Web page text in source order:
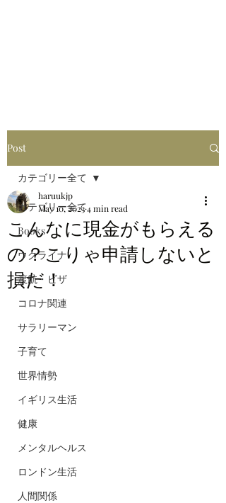
Post
カテゴリー全て
Books
ウクライナ
渡航・ビザ
コロナ関連
サラリーマン
子育て
世界情勢
イギリス生活
健康
メンタルヘルス
ロンドン生活
人間関係
カテゴリー全て
こんなに現金がもらえる
の？こりゃ申請しないと
損だ！
haruukjp
May 10, 20234 min read